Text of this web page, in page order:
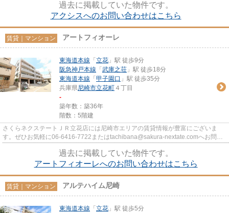
過去に掲載していた物件です。
アクシスへのお問い合わせはこちら
賃貸｜マンション アートフィオーレ
東海道本線 「 立花 」駅 徒歩9分
阪急神戸本線 「 武庫之荘 」駅 徒歩18分
東海道本線 「 甲子園口 」駅 徒歩35分
兵庫県尼崎市立花町 ４丁目
-
築年数：築36年
階数：5階建
さくらネクステートＪＲ立花店には尼崎市エリアの賃貸情報が豊富にございま
す。ぜひお気軽に06-6416-7722またはtachibana@sakura-nextate.comへお問い
過去に掲載していた物件です。
アートフィオーレへのお問い合わせはこちら
賃貸｜マンション アルテハイム尼崎
東海道本線 「 立花 」駅 徒歩5分